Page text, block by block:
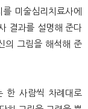
미술심리치료사에
결과를 설명해 준다
의 그림을 해석해 준
한 사람씩 차례대로